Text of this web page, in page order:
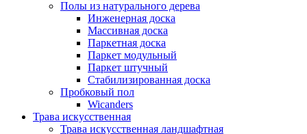
Полы из натурального дерева
Инженерная доска
Массивная доска
Паркетная доска
Паркет модульный
Паркет штучный
Стабилизированная доска
Пробковый пол
Wicanders
Трава искусственная
Трава искусственная ландшафтная